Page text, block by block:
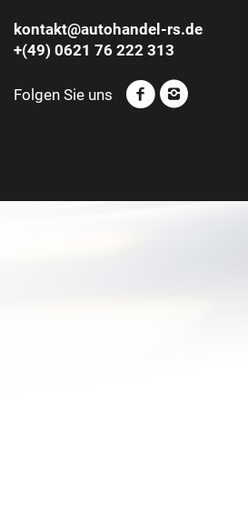
kontakt@autohandel-rs.de
+(49) 0621 76 222 313
Folgen Sie uns